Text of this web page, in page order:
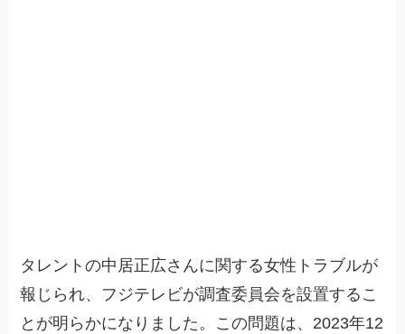
タレントの中居正広さんに関する女性トラブルが
報じられ、フジテレビが調査委員会を設置するこ
とが明らかになりました。この問題は、2023年12